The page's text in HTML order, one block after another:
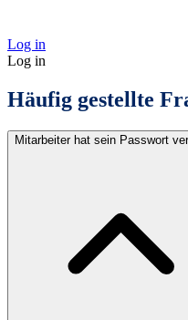
Log in
Log in
Häufig gestellte
Mitarbeiter hat sein Passwort